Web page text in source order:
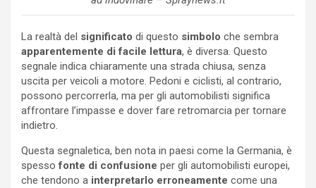
La realtà del significato di questo simbolo che sembra
apparentemente di facile lettura, è diversa. Questo
segnale indica chiaramente una strada chiusa, senza
uscita per veicoli a motore. Pedoni e ciclisti, al contrario,
possono percorrerla, ma per gli automobilisti significa
affrontare l’impasse e dover fare retromarcia per tornare
indietro.
Questa segnaletica, ben nota in paesi come la Germania, è
spessofonte di confusione per gli automobilisti europei,
che tendono a interpretarlo erroneamente come una